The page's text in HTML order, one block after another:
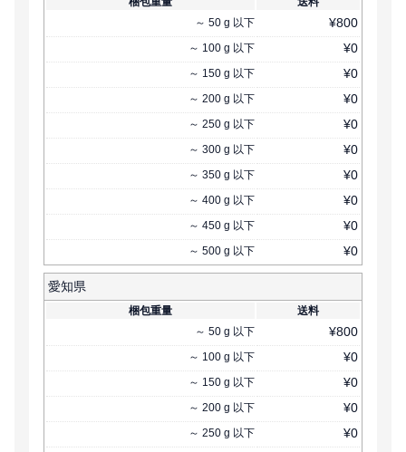
～ 50 g 以下 ¥800
～ 100 g 以下 ¥0
～ 150 g 以下 ¥0
～ 200 g 以下 ¥0
～ 250 g 以下 ¥0
～ 300 g 以下 ¥0
～ 350 g 以下 ¥0
～ 400 g 以下 ¥0
～ 450 g 以下 ¥0
～ 500 g 以下 ¥0
愛知県
梱包重量
送料
～ 50 g 以下 ¥800
～ 100 g 以下 ¥0
～ 150 g 以下 ¥0
～ 200 g 以下 ¥0
～ 250 g 以下 ¥0